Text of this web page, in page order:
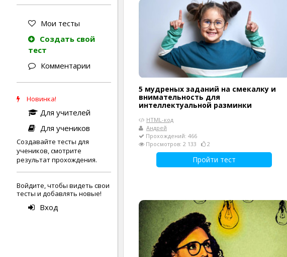
Мои тесты
Создать свой
тест
Комментарии
Новинка!
Для учителей
Для учеников
Создавайте тесты для
учеников, смотрите
результат прохождения.
Войдите, чтобы видеть свои
тесты и добавлять новые!
Вход
5 мудреных заданий на смекалку и
внимательность для
интеллектуальной разминки
HTML-код
Андрей
Прохождений: 466
Просмотров: 2 133
2
Пройти тест